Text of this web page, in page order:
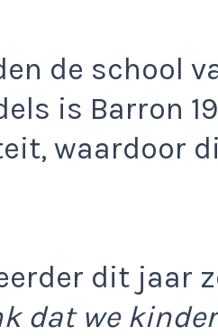
de school
is Barron
waardoor
dit jaar
dat we